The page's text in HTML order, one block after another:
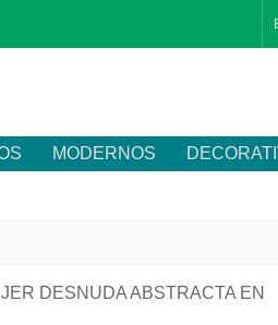
MODERNOS
DESNUDA ABSTRACTA EN